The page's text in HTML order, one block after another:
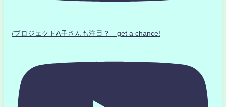
/プロジェクトA子さんも注目？ get a chance!